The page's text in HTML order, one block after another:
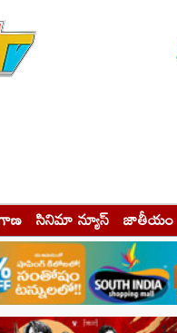
సినిమా న్యూస్ జాతీయం